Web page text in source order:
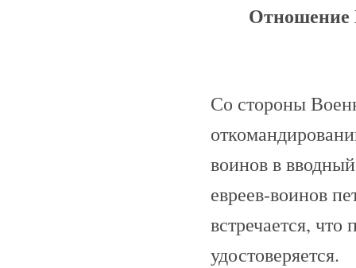
Отношение
Со стороны
воинов в
евреев-воинов
встречается,
удостоверяется.